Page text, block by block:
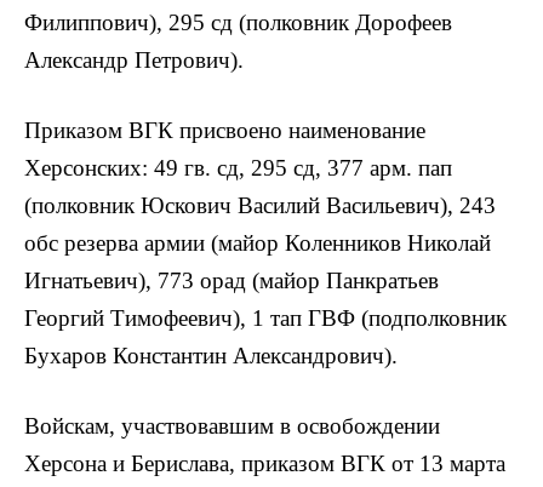
Филиппович), 295 сд (полковник Дорофеев
Александр Петрович).
Приказом ВГК присвоено наименование
Херсонских: 49 гв. сд, 295 сд, 377 арм. пап
(полковник Юскович Василий Васильевич), 243
обс резерва армии (майор Коленников Николай
Игнатьевич), 773 орад (майор Панкратьев
Георгий Тимофеевич), 1 тап ГВФ (подполковник
Бухаров Константин Александрович).
Войскам, участвовавшим в освобождении
Херсона и Берислава, приказом ВГК от 13 марта